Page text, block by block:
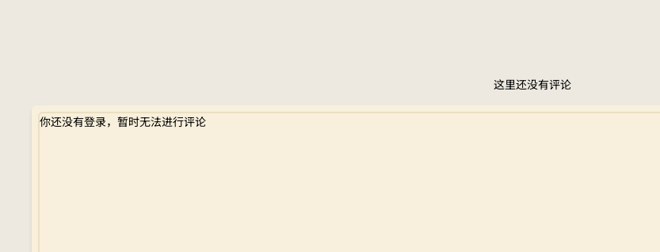
这里还没有评论
你还没有登录，暂时无法进行评论